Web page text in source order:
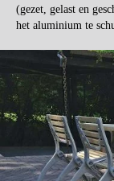
(gezet, gelast en
het aluminium te